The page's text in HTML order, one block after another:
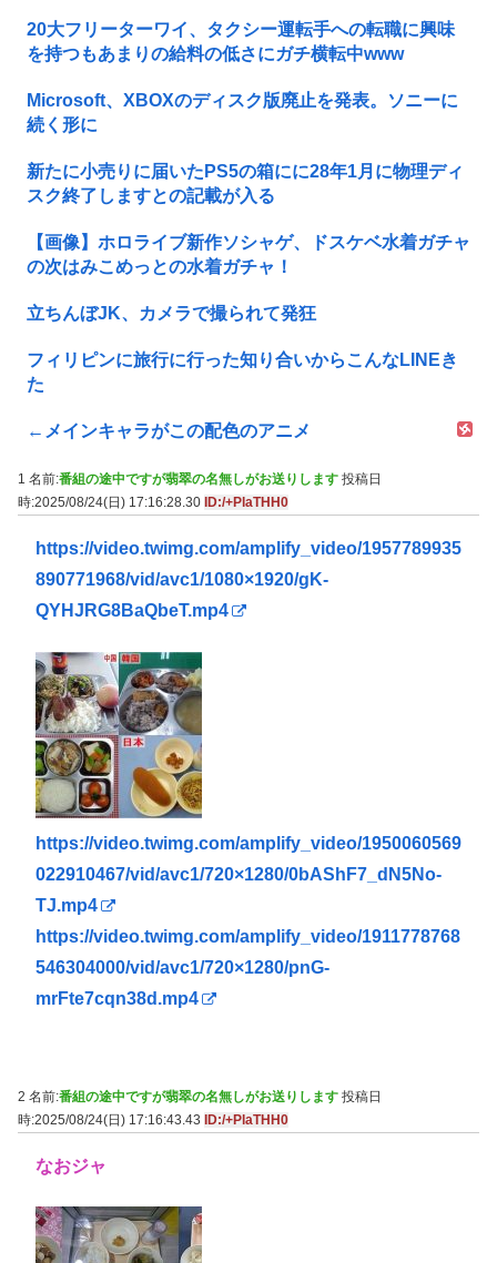
20大フリーターワイ、タクシー運転手への転職に興味
を持つもあまりの給料の低さにガチ横転中www
Microsoft、XBOXのディスク版廃止を発表。ソニーに
続く形に
新たに小売りに届いたPS5の箱にに28年1月に物理ディ
スク終了しますとの記載が入る
【画像】ホロライブ新作ソシャゲ、ドスケベ水着ガチャ
の次はみこめっとの水着ガチャ！
立ちんぼJK、カメラで撮られて発狂
フィリピンに旅行に行った知り合いからこんなLINEき
た
←メインキャラがこの配色のアニメ
1 名前:番組の途中ですが翡翠の名無しがお送りします 投稿日
時:2025/08/24(日) 17:16:28.30 ID:/+PlaTHH0
https://video.twimg.com/amplify_video/1957789935
890771968/vid/avc1/1080×1920/gK-
QYHJRG8BaQbeT.mp4
https://video.twimg.com/amplify_video/1950060569
022910467/vid/avc1/720×1280/0bAShF7_dN5No-
TJ.mp4
https://video.twimg.com/amplify_video/1911778768
546304000/vid/avc1/720×1280/pnG-
mrFte7cqn38d.mp4
2 名前:番組の途中ですが翡翠の名無しがお送りします 投稿日
時:2025/08/24(日) 17:16:43.43 ID:/+PlaTHH0
なおジャ